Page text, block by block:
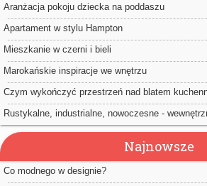
Aranżacja pokoju dziecka na poddaszu
Apartament w stylu Hampton
Mieszkanie w czerni i bieli
Marokańskie inspiracje we wnętrzu
Czym wykończyć przestrzeń nad blatem
Rustykalne, industrialne, nowoczesne -
Najnowsze
Co modnego w designie?